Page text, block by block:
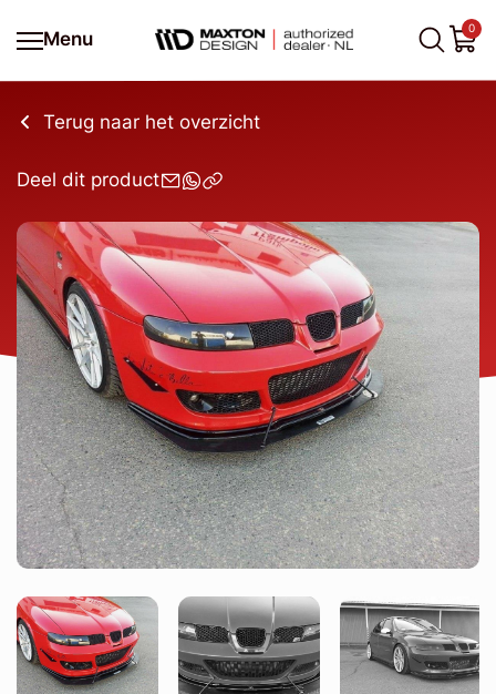
Menu
0
Terug naar het overzicht
Deel dit product